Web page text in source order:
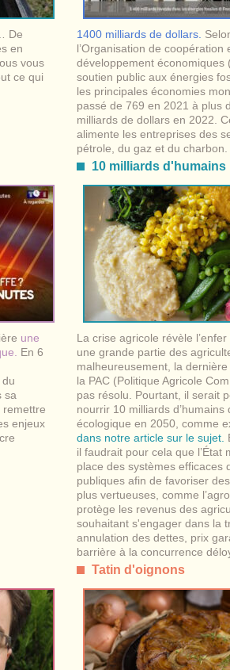
De
en
vous
ce qui
1400 milliards de dollars.
l’Organisation de coopération
développement économiques
soutien public aux énergies
les principales économies
passé de 769 en 2021 à plus
milliards de dollars en 2022.
alimente les entreprises des
pétrole, du gaz et du charbon.
une
En 6
sa
remettre
enjeux
10 milliards d'humains
La crise agricole révèle
une grande partie des
malheureusement, la
la PAC (Politique Agricole
pas résolu. Pourtant, il serait
nourrir 10 milliards d’humains
écologique en 2050, comme
dans notre article sur le sujet.
il faudrait pour cela que l’État
place des systèmes efficaces
publiques afin de favoriser
plus vertueuses, comme
protège les revenus des
souhaitant s'engager dans la
annulation des dettes, prix
barrière à la concurrence
Tatin d'oignons